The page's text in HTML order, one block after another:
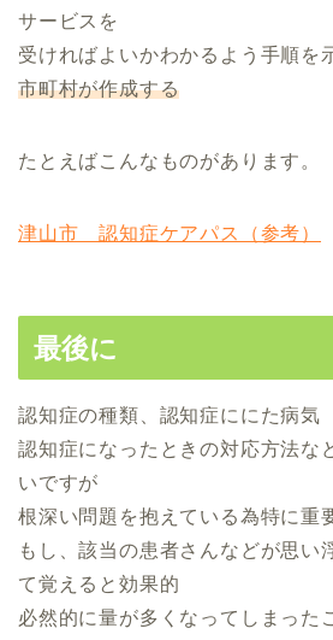
サービスを
受ければよいかわかるよう手順を
市町村が作成する
たとえばこんなものがあります。
津山市 認知症ケアパス（参考）
最後に
認知症の種類、認知症ににた病気
認知症になったときの対応方法な
いですが
根深い問題を抱えている為特に重
もし、該当の患者さんなどが思い
て覚えると効果的
必然的に量が多くなってしまった